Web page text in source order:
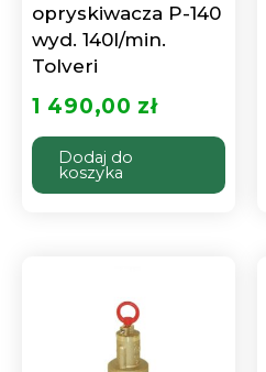
opryskiwacza P-140
wyd. 140l/min.
Tolveri
1 490,00 zł
Dodaj do
koszyka